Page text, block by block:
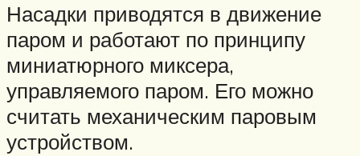
Насадки приводятся в движение
паром и работают по принципу
миниатюрного миксера,
управляемого паром. Его можно
считать механическим паровым
устройством.